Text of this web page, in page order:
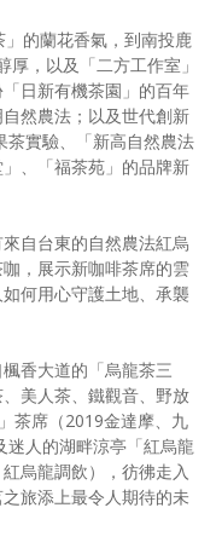
的蘭花香氣，到南投鹿
，以及「二方工作室」
日新有機茶園」的百年
然農法；以及世代創新
實驗、「新高自然農法
、「福茶苑」的品牌新
自台東的自然農法紅烏
，展示新咖啡茶席的雲
何用心守護土地、承襲
香大道的「烏龍茶三
美人茶、鐵觀音、野放
茶席（2019金達摩、九
人的湖畔涼亭「紅烏龍
烏龍調飲），彷彿走入
旅添上最令人期待的未